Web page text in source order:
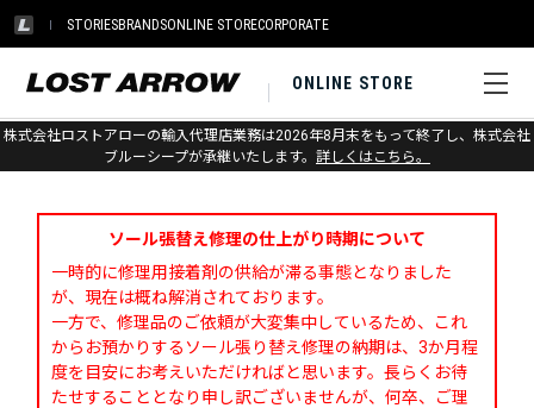
STORIESBRANDSONLINE STORECORPORATE
ONLINE STORE
株式会社ロストアローの輸入代理店業務は2026年8月末をもって終了し、株式会社
ブルーシープが承継いたします。 詳しくはこちら。
お問い合わせ
ソール張替え修理の仕上がり時期について
一時的に修理用接着剤の供給が滞る事態となりました
が、現在は概ね解消されております。
一方で、修理品のご依頼が大変集中しているため、これ
からお預かりするソール張り替え修理の納期は、3か月程
度を目安にお考えいただければと思います。長らくお待
たせすることとなり申し訳ございませんが、何卒、ご理